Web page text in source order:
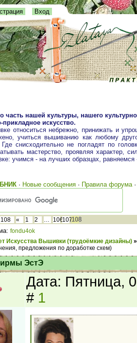
Вход
часть нашей культуры, нашего
прикладное искусство.
относиться небрежно, принижать и
учиться вышиванию как любому
снисходительно не погладят по
мастерство, проявляя характер,
учимся - на лучших образцах,
· Новые сообщения · Правила форума
108 « 1 2 … 106107108
fondu4ok
Искусства Вышивки (трудоёмкие дизайны) »
предложения по доработке схем)
ЭстЭ
Дата: Пятница,
# 1